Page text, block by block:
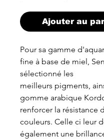
Ajouter au
Pour sa gamme
fine à base de miel,
sélectionné les
meilleurs pigments,
gomme arabique
renforcer la résistance
couleurs. Celle ci leur
également une